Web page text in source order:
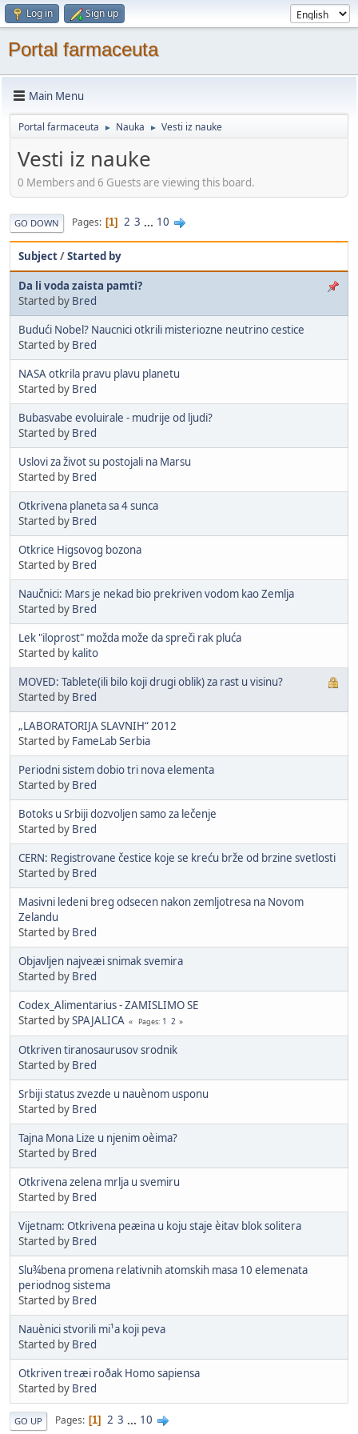
Log in Sign up
Portal farmaceuta
Main Menu
Portal farmaceuta ► Nauka ► Vesti iz nauke
Vesti iz nauke
0 Members and 6 Guests are viewing this board.
GO DOWN Pages 1 2 3 ... 10
Subject/Started by
Da li voda zaista pamti?
Started by Bred
Budući Nobel? Naucnici otkrili misteriozne neutrino cestice
Started by Bred
NASA otkrila pravu plavu planetu
Started by Bred
Bubasvabe evoluirale - mudrije od ljudi?
Started by Bred
Uslovi za život su postojali na Marsu
Started by Bred
Otkrivena planeta sa 4 sunca
Started by Bred
Otkrice Higsovog bozona
Started by Bred
Naučnici: Mars je nekad bio prekriven vodom kao Zemlja
Started by Bred
Lek "iloprost" možda može da spreči rak pluća
Started by kalito
MOVED: Tablete(ili bilo koji drugi oblik) za rast u visinu?
Started by Bred
„LABORATORIJA SLAVNIH“ 2012
Started by FameLab Serbia
Periodni sistem dobio tri nova elementa
Started by Bred
Botoks u Srbiji dozvoljen samo za lečenje
Started by Bred
CERN: Registrovane čestice koje se kreću brže od brzine svetlosti
Started by Bred
Masivni ledeni breg odsecen nakon zemljotresa na Novom
Zelandu
Started by Bred
Objavljen najveæi snimak svemira
Started by Bred
Codex_Alimentarius - ZAMISLIMO SE
Started bySPAJALICA Pages 1 2
Otkriven tiranosaurusov srodnik
Started by Bred
Srbiji status zvezde u nauènom usponu
Started by Bred
Tajna Mona Lize u njenim oèima?
Started by Bred
Otkrivena zelena mrlja u svemiru
Started by Bred
Vijetnam: Otkrivena peæina u koju staje èitav blok solitera
Started by Bred
Slu¾bena promena relativnih atomskih masa 10 elemenata
periodnog sistema
Started by Bred
Nauènici stvorili mi¹a koji peva
Started by Bred
Otkriven treæi roðak Homo sapiensa
Started by Bred
GO UP Pages 1 2 3 ... 10